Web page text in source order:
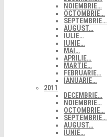
NOIEMBRIE…
OCTOMBRIE…
SEPTEMBRIE…
AUGUST…
IULIE…
IUNIE…
MAI…
APRILIE…
MARTIE…
FEBRUARIE…
IANUARIE…
2011
DECEMBRIE…
NOIEMBRIE…
OCTOMBRIE…
SEPTEMBRIE…
AUGUST…
IUNIE…